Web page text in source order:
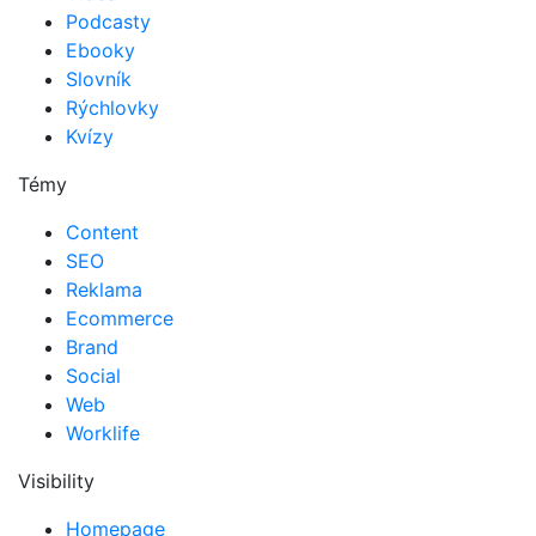
Podcasty
Ebooky
Slovník
Rýchlovky
Kvízy
Témy
Content
SEO
Reklama
Ecommerce
Brand
Social
Web
Worklife
Visibility
Homepage